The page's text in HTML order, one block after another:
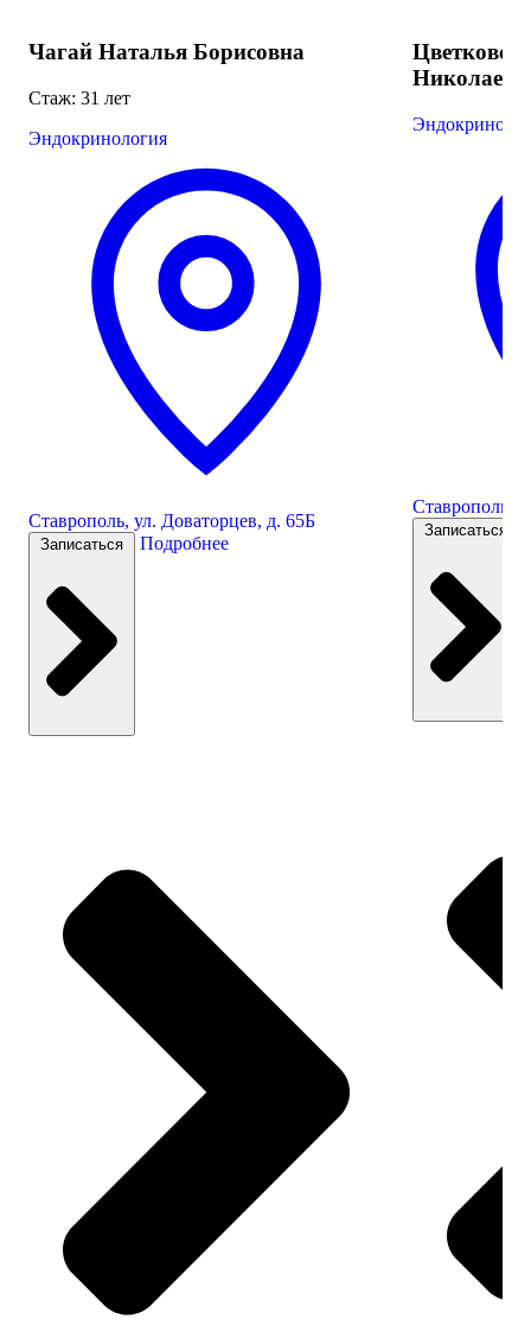
Чагай Наталья Борисовна
Стаж: 31 лет
Эндокринология
Ставрополь, ул. Доваторцев, д. 65Б
Записаться Подробнее
Ставрополь,
Записаться